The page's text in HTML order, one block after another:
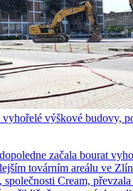
výškové budovy,
začala bourat
továrním areálu ve
Cream,